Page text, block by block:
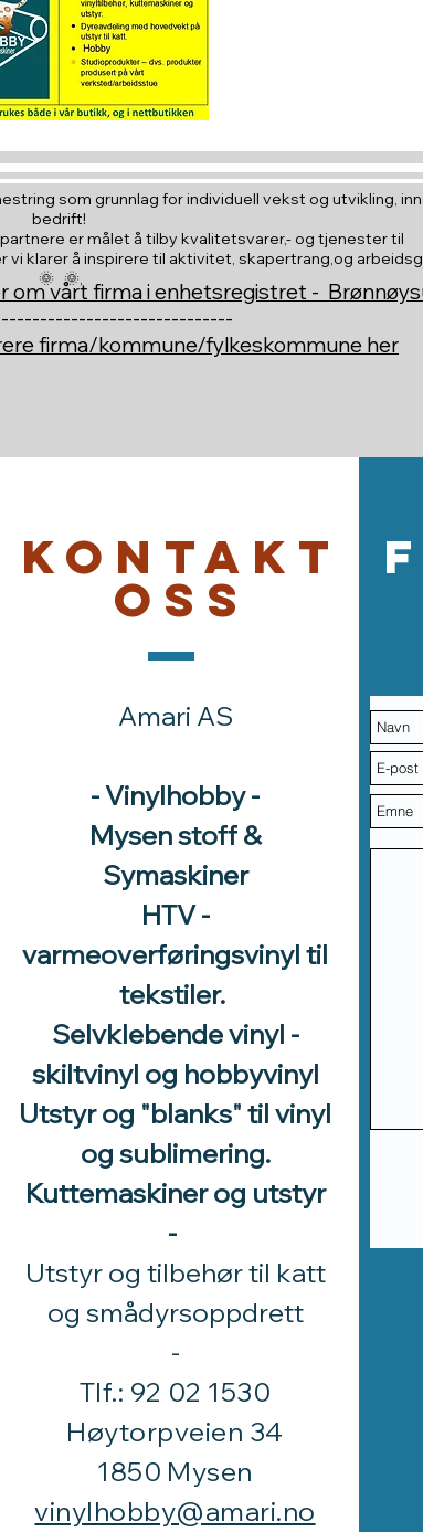
som grunnlag for individuell vekst og utvikling,
bedrift!
er målet å tilby kvalitetsvarer,- og tjenester til
klarer å inspirere til aktivitet, skapertrang,og
🌞 🌞,
om vårt firma i enhetsregistret -
firma/kommune/fylkeskommune her
Kontakt
oss
Amari AS
- Vinylhobby -
Mysen stoff &
Symaskiner
HTV -
varmeoverføringsvinyl til
tekstiler.
Selvklebende vinyl -
skiltvinyl og hobbyvinyl
Utstyr og "blanks" til vinyl
og sublimering.
Kuttemaskiner og utstyr
-
Utstyr og tilbehør til katt
og smådyrsoppdrett
​-
Tlf.: 92 02 1530
Høytorpveien 34
1850 Mysen
vinylhobby@amari.no